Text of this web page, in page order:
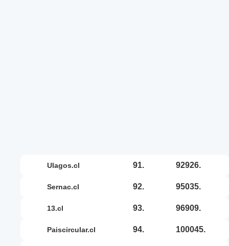
ulagos.cl 91. 92926.
sernac.cl 92. 95035.
13.cl 93. 96909.
paiscircular.cl 94. 100045.